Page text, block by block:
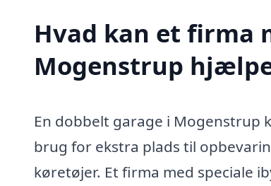
Hvad kan et firma
Mogenstrup
En dobbelt garage i
brug for ekstra plads til
køretøjer. Et firma med speciale